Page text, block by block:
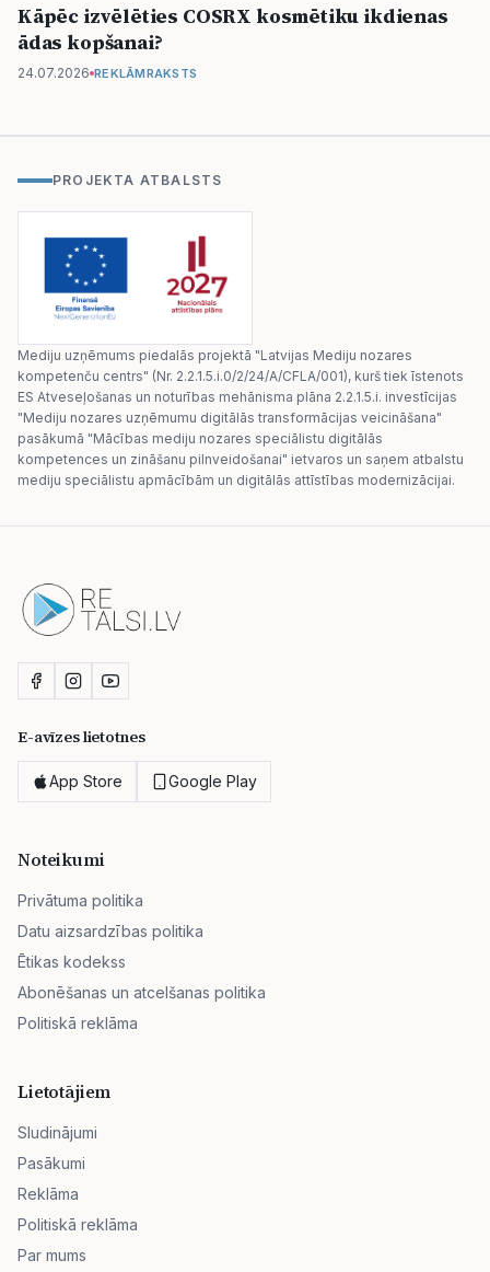
Kāpēc izvēlēties COSRX kosmētiku ikdienas
ādas kopšanai?
24.07.2026 REKLĀMRAKSTS
PROJEKTA ATBALSTS
Mediju uzņēmums piedalās projektā "Latvijas Mediju nozares
kompetenču centrs" (Nr. 2.2.1.5.i.0/2/24/A/CFLA/001), kurš tiek īstenots
ES Atveseļošanas un noturības mehānisma plāna 2.2.1.5.i. investīcijas
"Mediju nozares uzņēmumu digitālās transformācijas veicināšana"
pasākumā "Mācības mediju nozares speciālistu digitālās
kompetences un zināšanu pilnveidošanai" ietvaros un saņem atbalstu
mediju speciālistu apmācībām un digitālās attīstības modernizācijai.
E-avīzes lietotnes
App Store Google Play
Noteikumi
Privātuma politika
Datu aizsardzības politika
Ētikas kodekss
Abonēšanas un atcelšanas politika
Politiskā reklāma
Lietotājiem
Sludinājumi
Pasākumi
Reklāma
Politiskā reklāma
Par mums